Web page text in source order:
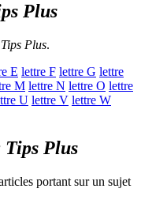
Plus
Plus.
E lettre F lettre G lettre
M lettre N lettre O lettre
U lettre V lettre W
Plus
portant sur un sujet